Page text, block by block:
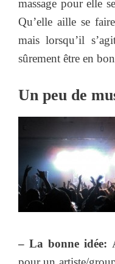
massage pour elle
Qu’elle aille se faire
mais lorsqu’il
sûrement être en
Un peu de
– La bonne idée: